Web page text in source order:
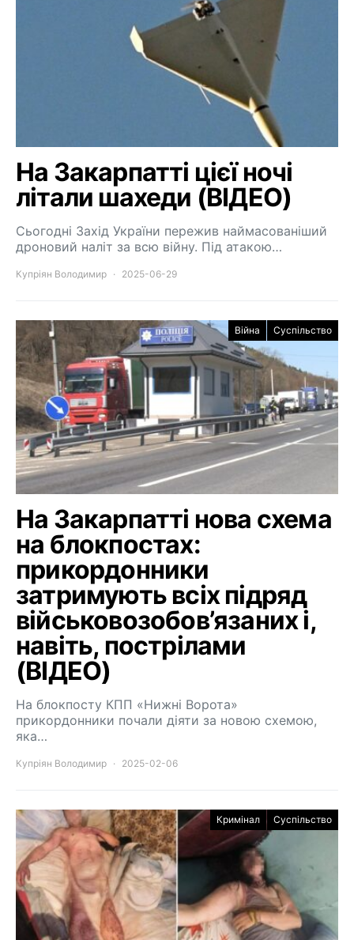
На Закарпатті цієї ночі
літали шахеди (ВІДЕО)
Сьогодні Захід України пережив наймасованіший
дроновий наліт за всю війну. Під атакою…
Купріян Володимир 2025-06-29
Війна Суспільство
На Закарпатті нова схема
на блокпостах:
прикордонники
затримують всіх підряд
військовозобов’язаних і,
навіть, пострілами
(ВІДЕО)
На блокпосту КПП «Нижні Ворота»
прикордонники почали діяти за новою схемою,
яка…
Купріян Володимир 2025-02-06
Кримінал Суспільство